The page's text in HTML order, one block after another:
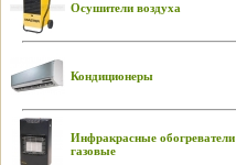
Осушители воздуха
Кондиционеры
Инфракрасные обогреватели
газовые